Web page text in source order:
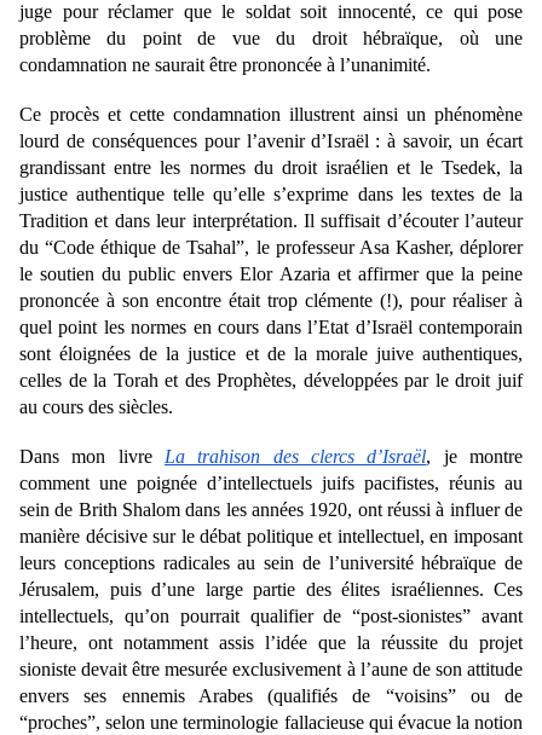
juge pour réclamer que le soldat soit innocenté, ce qui pose
problème du point de vue du droit hébraïque, où une
condamnation ne saurait être prononcée à l’unanimité.
Ce procès et cette condamnation illustrent ainsi un phénomène
lourd de conséquences pour l’avenir d’Israël : à savoir, un écart
grandissant entre les normes du droit israélien et le Tsedek, la
justice authentique telle qu’elle s’exprime dans les textes de la
Tradition et dans leur interprétation. Il suffisait d’écouter l’auteur
du “Code éthique de Tsahal”, le professeur Asa Kasher, déplorer
le soutien du public envers Elor Azaria et affirmer que la peine
prononcée à son encontre était trop clémente (!), pour réaliser à
quel point les normes en cours dans l’Etat d’Israël contemporain
sont éloignées de la justice et de la morale juive authentiques,
celles de la Torah et des Prophètes, développées par le droit juif
au cours des siècles.
Dans mon livre La trahison des clercs d’Israël, je montre
comment une poignée d’intellectuels juifs pacifistes, réunis au
sein de Brith Shalom dans les années 1920, ont réussi à influer de
manière décisive sur le débat politique et intellectuel, en imposant
leurs conceptions radicales au sein de l’université hébraïque de
Jérusalem, puis d’une large partie des élites israéliennes. Ces
intellectuels, qu’on pourrait qualifier de “post-sionistes” avant
l’heure, ont notamment assis l’idée que la réussite du projet
sioniste devait être mesurée exclusivement à l’aune de son attitude
envers ses ennemis Arabes (qualifiés de “voisins” ou de
“proches”, selon une terminologie fallacieuse qui évacue la notion